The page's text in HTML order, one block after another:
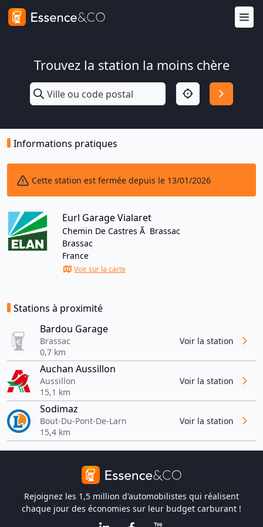
Trouvez la station la moins chère
Informations pratiques
Cette station est fermée depuis le 13/01/2026
Eurl Garage Vialaret
Chemin De Castres Ã Brassac
Brassac
France
Voir sur la carte
Stations à proximité
Bardou Garage
Brassac
0,7 km
Voir la station
Auchan Aussillon
Aussillon
15,1 km
Voir la station
Sodimaz
Bout-Du-Pont-De-Larn
15,4 km
Voir la station
Rejoignez les 1,5 million d'automobilistes qui réalisent
chaque jour des économies sur leur budget carburant !